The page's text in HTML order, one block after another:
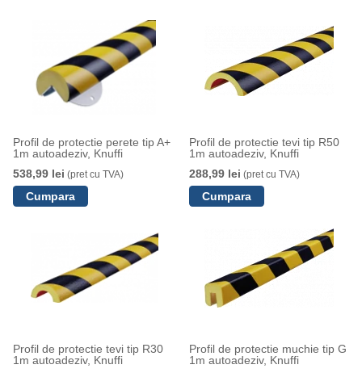
Profil de protectie perete tip A+
1m autoadeziv, Knuffi
538,99 lei (pret cu TVA)
Profil de protectie tevi tip R50
1m autoadeziv, Knuffi
288,99 lei (pret cu TVA)
Profil de protectie tevi tip R30
1m autoadeziv, Knuffi
Profil de protectie muchie tip G
1m autoadeziv, Knuffi